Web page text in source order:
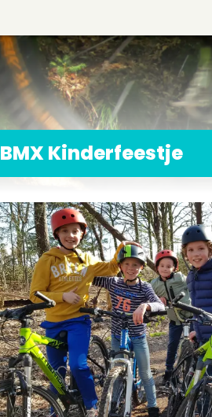
BMX Kinderfeestje